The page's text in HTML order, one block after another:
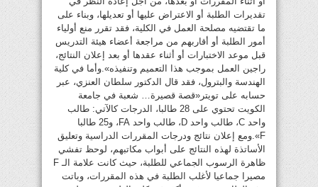
تقديرات الطلبة أو الاعتراض عليها أو تعديلها، وبناء على
ما تقتضيه مصلحة العمل في الكلية، فقد تقرر منع أولياء
أمور الطلبة أو أقاربهم من مراجعة أعضاء هيئة التدريس
قبل موعد الاختبارات أو أثناء عقدها أو بعد إعلان النتائج،
راجين العمل بموجب هذا التعميم وتنفيذه».وأما في كلية
الهندسة والبترول، فقد قال الدكتور سلطان العنزي، عبر
حسابه على تويتر«قصة قصيرة… شعبة في جامعة
الكويت تحتوي على 28 طالبا، الدرجات كالآتي: طالب
واحد C، طالب واحد D، طالب واحد FA، و25 طالبا
F».ومع إعلان نتائج ودرجات المقررات الدراسية وتعليق
الأساتذة لهذه النتائج على أبواب مكاتبهم، لوحظ تفشي
ظاهرة الرسوب الجماعي للطلبة، حيث كانت علامة الـ F
مصيرا جماعيا لأغلب الطلبة في هذه المقررات، وباتت